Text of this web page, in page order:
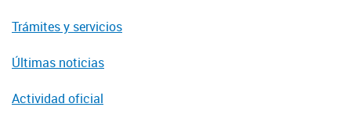
Trámites y servicios
Últimas noticias
Actividad oficial